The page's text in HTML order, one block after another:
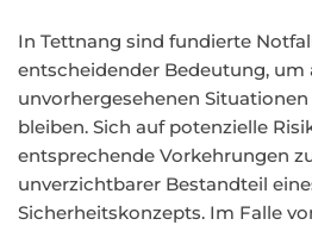
In Tettnang sind fundierte
entscheidender Bedeutung, um
unvorhergesehenen
bleiben. Sich auf potenzielle
entsprechende Vorkehrungen
unverzichtbarer Bestandteil
Sicherheitskonzepts. Im Falle